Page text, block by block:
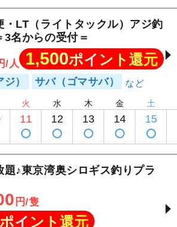
・LT（ライトタックル）アジ釣
3名からの受付＝
/人 1,500ポイント還元
） サバ（ゴマサバ）
火
11
水
12
木
13
金
14
土
15
題♪東京湾奥シロギス釣りプラ
円/隻
ポイント還元